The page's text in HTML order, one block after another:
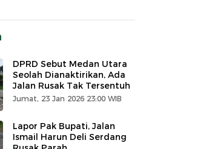
DPRD Sebut Medan Utara
Seolah Dianaktirikan, Ada
Jalan Rusak Tak Tersentuh
Jumat, 23 Jan 2026 23:00 WIB
Lapor Pak Bupati, Jalan
Ismail Harun Deli Serdang